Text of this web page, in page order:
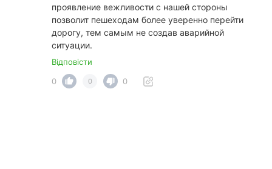
проявление вежливости с нашей стороны
позволит пешеходам более уверенно перейти
дорогу, тем самым не создав аварийной
ситуации.
Відповісти
0
0 0